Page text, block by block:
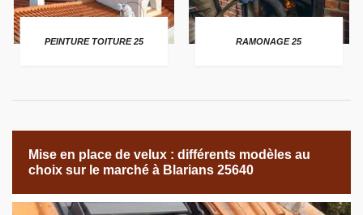
PEINTURE TOITURE 25 RAMONAGE 25
Mise en place de velux : différents modèles au
choix sur le marché à Blarians 25640